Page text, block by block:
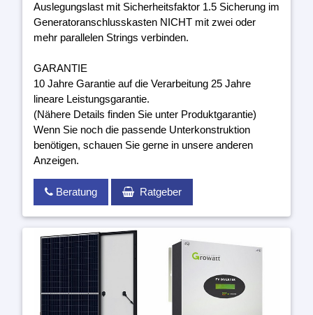
Auslegungslast mit Sicherheitsfaktor 1.5 Sicherung im
Generatoranschlusskasten NICHT mit zwei oder
mehr parallelen Strings verbinden.
GARANTIE
10 Jahre Garantie auf die Verarbeitung 25 Jahre
lineare Leistungsgarantie.
(Nähere Details finden Sie unter Produktgarantie)
Wenn Sie noch die passende Unterkonstruktion
benötigen, schauen Sie gerne in unsere anderen
Anzeigen.
Beratung Ratgeber